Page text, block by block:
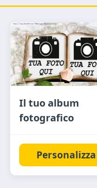
Il tuo album
fotografico
Personalizza